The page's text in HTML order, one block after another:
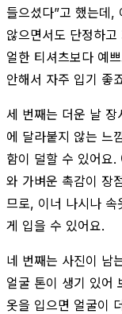
들으셨다”고 했는데,
않으면서도 단정하
얼한 티셔츠보다 예
안해서 자주 입기 좋
세 번째는 더운 날 장
에 달라붙지 않는 느
함이 덜할 수 있어요
와 가벼운 촉감이 장
므로, 이너 나시나 속
게 입을 수 있어요.
네 번째는 사진이 남
얼굴 톤이 생기 있어
옷을 입으면 얼굴이